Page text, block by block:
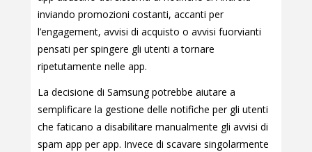
inviando promozioni costanti, accanti per
l’engagement, avvisi di acquisto o avvisi fuorvianti
pensati per spingere gli utenti a tornare
ripetutamente nelle app.
La decisione di Samsung potrebbe aiutare a
semplificare la gestione delle notifiche per gli utenti
che faticano a disabilitare manualmente gli avvisi di
spam app per app. Invece di scavare singolarmente